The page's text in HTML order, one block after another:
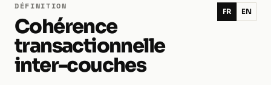
DÉFINITION
Cohérence
transactionnelle
inter-couches
FR EN